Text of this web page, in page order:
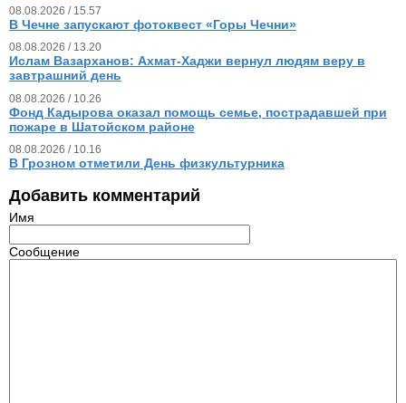
08.08.2026 / 15.57
В Чечне запускают фотоквест «Горы Чечни»
08.08.2026 / 13.20
Ислам Вазарханов: Ахмат-Хаджи вернул людям веру в
завтрашний день
08.08.2026 / 10.26
Фонд Кадырова оказал помощь семье, пострадавшей при
пожаре в Шатойском районе
08.08.2026 / 10.16
В Грозном отметили День физкультурника
Добавить комментарий
Имя
Сообщение